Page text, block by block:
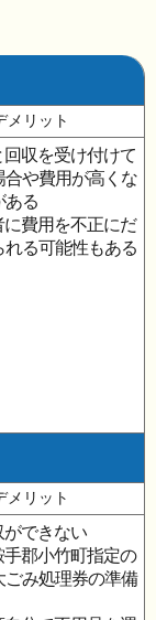
メリット
回収を受け付けて
合や費用が高くな
ある
に費用を不正にだ
れる可能性もある
メリット
ができない
手郡小竹町指定の
ごみ処理券の準備